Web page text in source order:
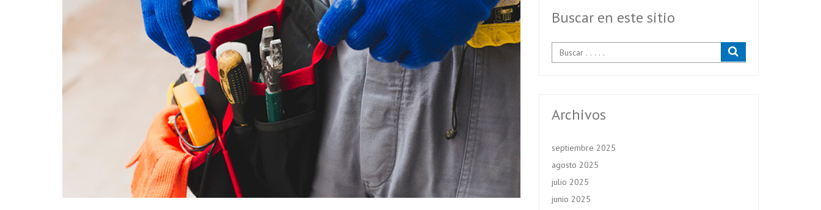
Buscar en este sitio
Archivos
septiembre 2025
agosto 2025
julio 2025
junio 2025